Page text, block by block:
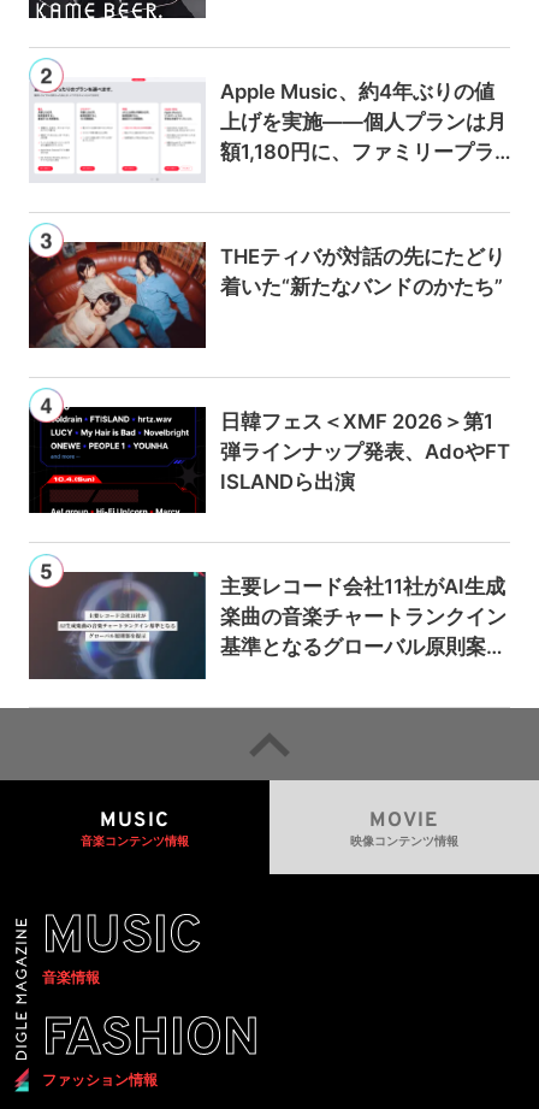
Apple Music、約4年ぶりの値
上げを実施——個人プランは月
額1,180円に、ファミリープラ
THEティバが対話の先にたどり
着いた“新たなバンドのかたち”
日韓フェス＜XMF 2026＞第1
弾ラインナップ発表、AdoやFT
ISLANDら出演
主要レコード会社11社がAI生成
楽曲の音楽チャートランクイン
基準となるグローバル原則案を
るための統一的な枠組みを提案
MUSIC
音楽コンテンツ情報
MOVIE
映像コンテンツ情報
MUSIC
音楽情報
FASHION
ファッション情報